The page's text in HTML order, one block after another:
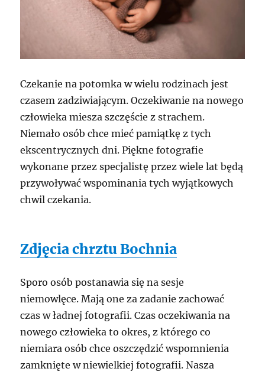
Czekanie na potomka w wielu rodzinach jest
czasem zadziwiającym. Oczekiwanie na nowego
człowieka miesza szczęście z strachem.
Niemało osób chce mieć pamiątkę z tych
ekscentrycznych dni. Piękne fotografie
wykonane przez specjalistę przez wiele lat będą
przywoływać wspominania tych wyjątkowych
chwil czekania.
Zdjęcia chrztu Bochnia
Sporo osób postanawia się na sesje
niemowlęce. Mają one za zadanie zachować
czas w ładnej fotografii. Czas oczekiwania na
nowego człowieka to okres, z którego co
niemiara osób chce oszczędzić wspomnienia
zamknięte w niewielkiej fotografii. Nasza